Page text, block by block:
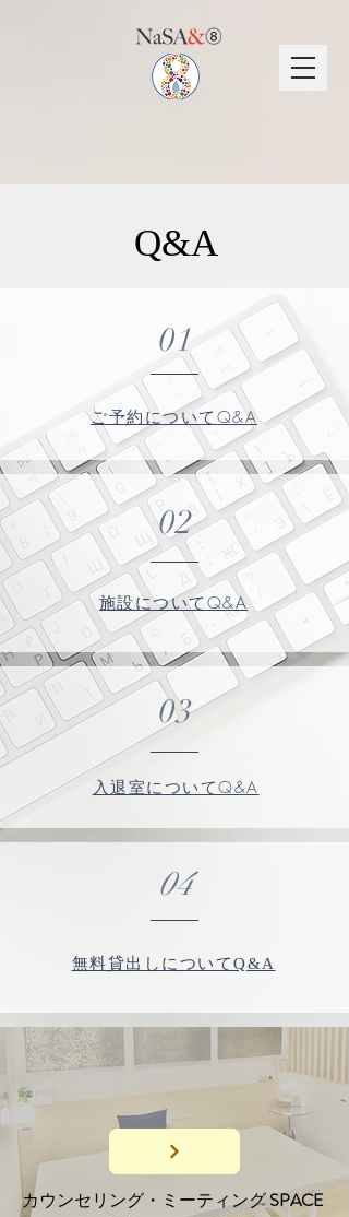
Q&A
01
ご予約について ​Q&A
02
施設について Q&A
03
入退室についてQ&A
04
無料貸出しについてQ&A
カウンセリング・ミーティングSPACE